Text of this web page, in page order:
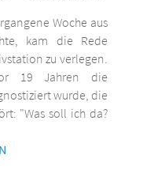
Woche aus
kam die Rede
zu verlegen.
19 Jahren die
wurde, die
"Was soll ich da?